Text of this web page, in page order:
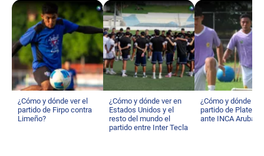
¿Cómo y dónde ver el
partido de Firpo contra
Limeño?
¿Cómo y dónde ver en
Estados Unidos y el
resto del mundo el
partido entre Inter Tecla
¿Cómo y dónde
partido de
ante INCA Aruba?